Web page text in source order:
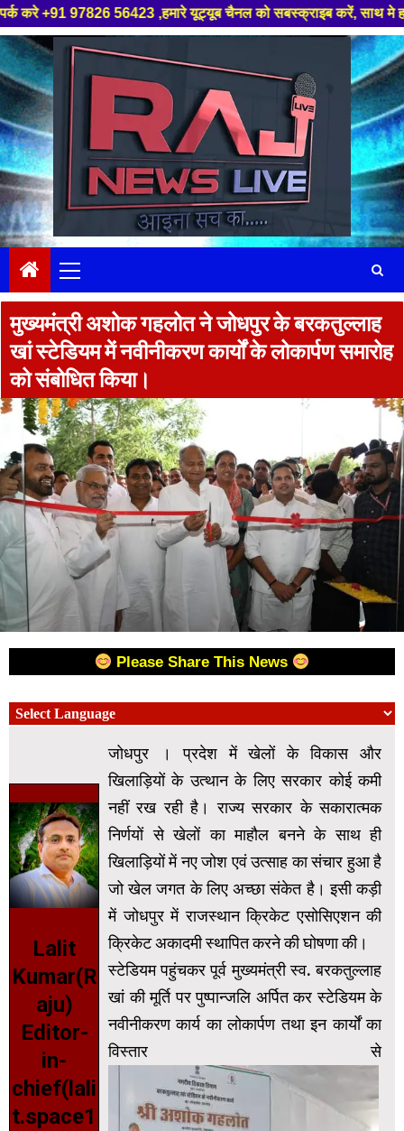
56423 ,हमारे यूट्यूब चैनल को सबस्क्राइब करें, साथ मे हमारे फेसबुक को
Skip
to
content
Menu
मुख्यमंत्री अशोक गहलोत ने जोधपुर के बरकतुल्लाह
खां स्टेडियम में नवीनीकरण कार्यों के लोकार्पण समारोह
को संबोधित किया।
Please Share This News
Lalit
Kumar(R
aju)
Editor-
in-
chief(lali
t.space1
जोधपुर । प्रदेश में खेलों के विकास और
खिलाड़ियों के उत्थान के लिए सरकार कोई कमी
नहीं रख रही है। राज्य सरकार के सकारात्मक
निर्णयों से खेलों का माहौल बनने के साथ ही
खिलाड़ियों में नए जोश एवं उत्साह का संचार हुआ है
जो खेल जगत के लिए अच्छा संकेत है। इसी कड़ी
में जोधपुर में राजस्थान क्रिकेट एसोसिएशन की
क्रिकेट अकादमी स्थापित करने की घोषणा की।
स्टेडियम पहुंचकर पूर्व मुख्यमंत्री स्व. बरकतुल्लाह
खां की मूर्ति पर पुष्पान्जलि अर्पित कर स्टेडियम के
नवीनीकरण कार्य का लोकार्पण तथा इन कार्यों का
विस्तार से